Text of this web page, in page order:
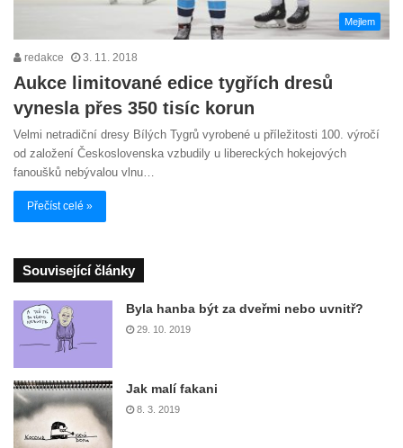
Mejlem
redakce 3. 11. 2018
Aukce limitované edice tygřích dresů
vynesla přes 350 tisíc korun
Velmi netradiční dresy Bílých Tygrů vyrobené u příležitosti 100. výročí
od založení Československa vzbudily u libereckých hokejových
fanoušků nebývalou vlnu…
Přečíst celé »
Související články
Byla hanba být za dveřmi nebo uvnitř?
29. 10. 2019
Jak malí fakani
8. 3. 2019